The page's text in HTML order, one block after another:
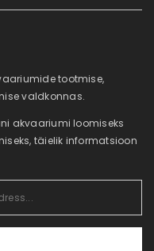
tootmise,
valdkonnas.
akvaariumi loomiseks
täielik informatsioon